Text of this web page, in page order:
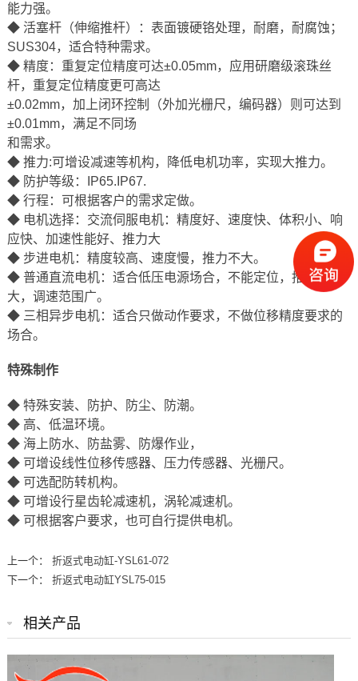
能力强。
◆ 活塞杆（伸缩推杆）：表面镀硬铬处理，耐磨，耐腐蚀；
SUS304，适合特种需求。
◆ 精度：重复定位精度可达±0.05mm，应用研磨级滚珠丝
杆，重复定位精度更可高达
±0.02mm，加上闭环控制（外加光栅尺，编码器）则可达到
±0.01mm，满足不同场
和需求。
◆ 推力:可增设减速等机构，降低电机功率，实现大推力。
◆ 防护等级：IP65.IP67.
◆ 行程：可根据客户的需求定做。
◆ 电机选择：交流伺服电机：精度好、速度快、体积小、响
应快、加速性能好、推力大
◆ 步进电机：精度较高、速度慢，推力不大。
◆ 普通直流电机：适合低压电源场合，不能定位，推力不
大，调速范围广。
◆ 三相异步电机：适合只做动作要求，不做位移精度要求的
场合。
特殊制作
◆ 特殊安装、防护、防尘、防潮。
◆ 高、低温环境。
◆ 海上防水、防盐雾、防爆作业，
◆ 可增设线性位移传感器、压力传感器、光栅尺。
◆ 可选配防转机构。
◆ 可增设行星齿轮减速机，涡轮减速机。
◆ 可根据客户要求，也可自行提供电机。
上一个： 折返式电动缸-YSL61-072
下一个： 折返式电动缸YSL75-015
相关产品